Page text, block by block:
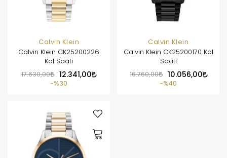
Calvin Klein
Calvin Klein CK25200226
Kol Saati
17.630,00
12.341,00
%30
Calvin Klein
Calvin Klein CK25200170 Kol
Saati
16.760,00
10.056,00
%40